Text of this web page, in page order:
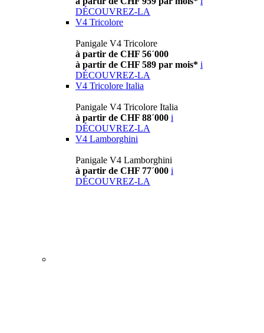
DÉCOUVREZ-LA
V4 Tricolore
Panigale V4 Tricolore
à partir de CHF 56´000
à partir de CHF 589 par mois* i
DÉCOUVREZ-LA
V4 Tricolore Italia
Panigale V4 Tricolore Italia
à partir de CHF 88´000 i
DÉCOUVREZ-LA
V4 Lamborghini
Panigale V4 Lamborghini
à partir de CHF 77´000 i
DÉCOUVREZ-LA